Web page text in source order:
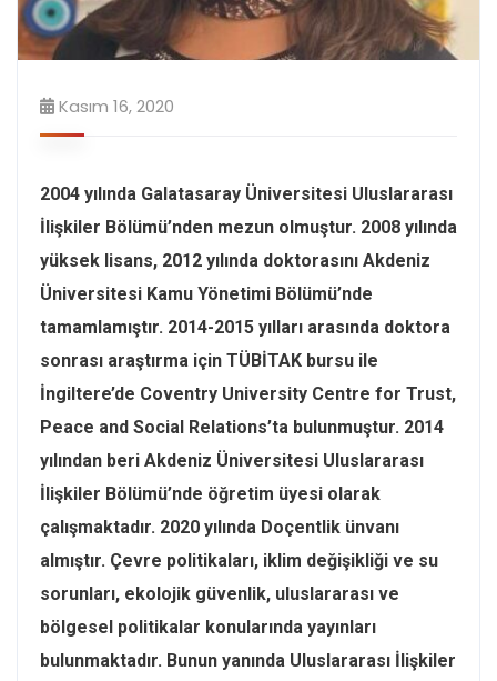
Kasım 16, 2020
2004 yılında Galatasaray Üniversitesi Uluslararası
İlişkiler Bölümü’nden mezun olmuştur. 2008 yılında
yüksek lisans, 2012 yılında doktorasını Akdeniz
Üniversitesi Kamu Yönetimi Bölümü’nde
tamamlamıştır. 2014-2015 yılları arasında doktora
sonrası araştırma için TÜBİTAK bursu ile
İngiltere’de Coventry University Centre for Trust,
Peace and Social Relations’ta bulunmuştur. 2014
yılından beri Akdeniz Üniversitesi Uluslararası
İlişkiler Bölümü’nde öğretim üyesi olarak
çalışmaktadır. 2020 yılında Doçentlik ünvanı
almıştır. Çevre politikaları, iklim değişikliği ve su
sorunları, ekolojik güvenlik, uluslararası ve
bölgesel politikalar konularında yayınları
bulunmaktadır. Bunun yanında Uluslararası İlişkiler